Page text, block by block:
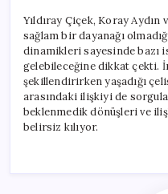
Yıldıray Çiçek, Koray
sağlam bir dayanağı
dinamikleri sayesinde bazı
gelebileceğine dikkat çekti.
şekillendirirken yaşadığı
arasındaki ilişkiyi de
beklenmedik dönüşleri ve
belirsiz kılıyor.